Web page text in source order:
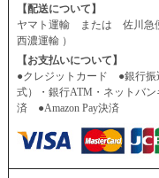
【配送について】
ヤマト運輸 または 佐川急
西濃運輸 ）
【お支払いについて】
●クレジットカード ●銀行
式）・銀行ATM・ネットバ
済 ●Amazon Pay決済